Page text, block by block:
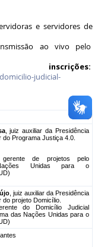
e servidores de
ao vivo pelo
judicial-
, juiz auxiliar da Presidência
Programa Justiça 4.0.
gerente de projetos pelo
Unidas para o
, juiz auxiliar da Presidência
projeto Domicílio.
do Domicílio Judicial
das Nações Unidas para o